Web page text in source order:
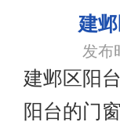
建
发布
建邺区阳
阳台的门